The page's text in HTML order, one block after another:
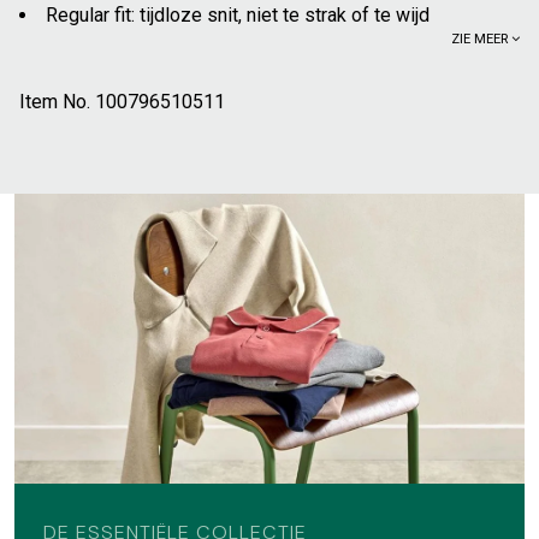
Regular fit: tijdloze snit, niet te strak of te wijd
Ton-sur-ton "Jules" borduursel op de borst
Gebruik van gekamd garen
Compact gebreid om vervorming te voorkomen
Versterkte naden
Vervaardigd in een fabriek die gecontroleerd wordt door
een externe instelling, volgens een gereglementeerd
duurzaam- en sociaal referentiestelsel, dat van de ICS;
Door de leverancier voorgewassen stof, om het krimpen
4 jaar garantie; oftewel 2 jaar meer dan de wettelijke
garantie
landbouw: geteeld zonder synthetische chemische stoffen
ZIE MEER
Item No. 100796510511
DE ESSENTIËLE COLLECTIE